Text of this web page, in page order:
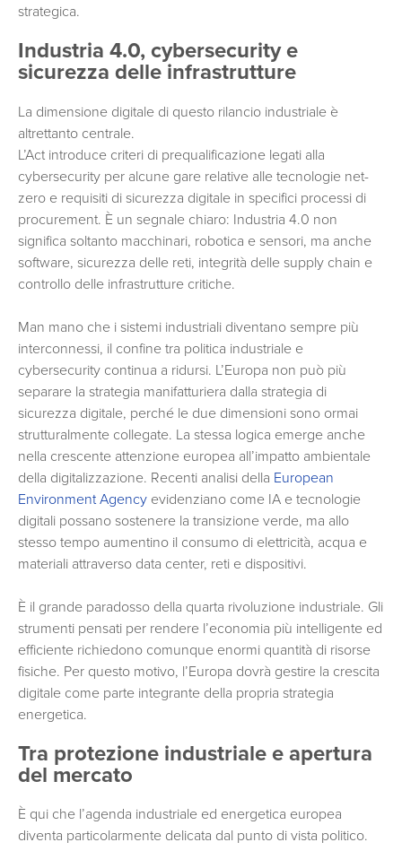
strategica.
Industria 4.0, cybersecurity e
sicurezza delle infrastrutture
La dimensione digitale di questo rilancio industriale è
altrettanto centrale.
L’Act introduce criteri di prequalificazione legati alla
cybersecurity per alcune gare relative alle tecnologie net-
zero e requisiti di sicurezza digitale in specifici processi di
procurement. È un segnale chiaro: Industria 4.0 non
significa soltanto macchinari, robotica e sensori, ma anche
software, sicurezza delle reti, integrità delle supply chain e
controllo delle infrastrutture critiche.
Man mano che i sistemi industriali diventano sempre più
interconnessi, il confine tra politica industriale e
cybersecurity continua a ridursi. L’Europa non può più
separare la strategia manifatturiera dalla strategia di
sicurezza digitale, perché le due dimensioni sono ormai
strutturalmente collegate. La stessa logica emerge anche
nella crescente attenzione europea all’impatto ambientale
della digitalizzazione. Recenti analisi della European
Environment Agency evidenziano come IA e tecnologie
digitali possano sostenere la transizione verde, ma allo
stesso tempo aumentino il consumo di elettricità, acqua e
materiali attraverso data center, reti e dispositivi.
È il grande paradosso della quarta rivoluzione industriale. Gli
strumenti pensati per rendere l’economia più intelligente ed
efficiente richiedono comunque enormi quantità di risorse
fisiche. Per questo motivo, l’Europa dovrà gestire la crescita
digitale come parte integrante della propria strategia
energetica.
Tra protezione industriale e apertura
del mercato
È qui che l’agenda industriale ed energetica europea
diventa particolarmente delicata dal punto di vista politico.